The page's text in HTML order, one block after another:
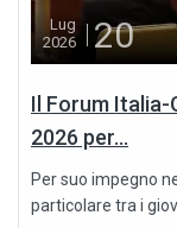
Lug
2026
20
Il Forum Italia-
2026 per...
Per suo impegno
particolare tra i